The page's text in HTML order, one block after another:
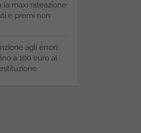
la maxi rateazione:
e premi non
agli errori:
a 100 euro al